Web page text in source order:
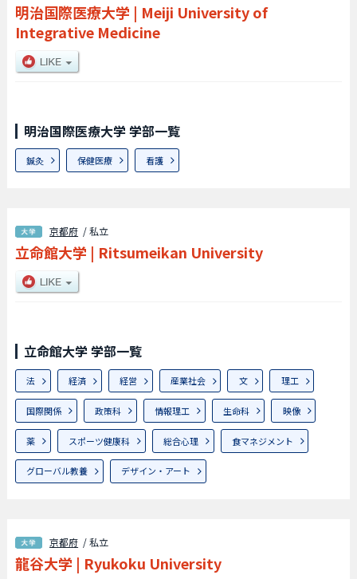
明治国際医療大学 | Meiji University of
Integrative Medicine
明治国際医療大学 学部一覧
鍼灸 保健医療 看護
京都府 / 私立
立命館大学 | Ritsumeikan University
立命館大学 学部一覧
法 経済 経営 産業社会 文 理工
国際関係 政策科 情報理工 生命科 映像
薬 スポーツ健康科 総合心理 食マネジメント
グローバル教養 デザイン・アート
京都府 / 私立
龍谷大学 | Ryukoku University